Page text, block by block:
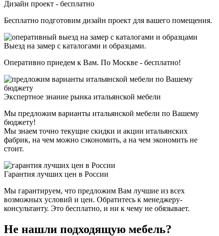
Дизайн проект - бесплатно
Бесплатно подготовим дизайн проект для вашего помещения.
Выезд на замер с каталогами и образцами.
Оперативно приедем к Вам. По Москве - бесплатно!
Экспертное знание рынка итальянской мебели
Мы предложим варианты итальянской мебели по Вашему
бюджету!
Мы знаем точно текущие скидки и акции итальянских
фабрик, на чем можно сэкономить, а на чем экономить не
стоит.
Гарантия лучших цен в России
Мы гарантируем, что предложим Вам лучшие из всех
возможных условий и цен. Обратитесь к менеджеру-
консультанту. Это бесплатно, и ни к чему не обязывает.
Не нашли подходящую мебель?